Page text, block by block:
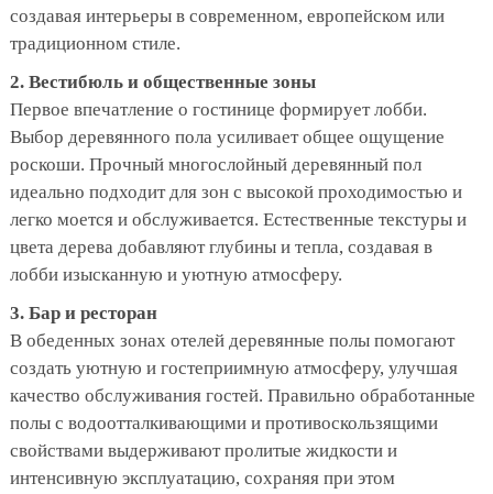
создавая интерьеры в современном, европейском или
традиционном стиле.
2. Вестибюль и общественные зоны
Первое впечатление о гостинице формирует лобби.
Выбор деревянного пола усиливает общее ощущение
роскоши. Прочный многослойный деревянный пол
идеально подходит для зон с высокой проходимостью и
легко моется и обслуживается. Естественные текстуры и
цвета дерева добавляют глубины и тепла, создавая в
лобби изысканную и уютную атмосферу.
3. Бар и ресторан
В обеденных зонах отелей деревянные полы помогают
создать уютную и гостеприимную атмосферу, улучшая
качество обслуживания гостей. Правильно обработанные
полы с водоотталкивающими и противоскользящими
свойствами выдерживают пролитые жидкости и
интенсивную эксплуатацию, сохраняя при этом